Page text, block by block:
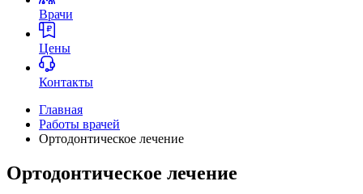
Врачи
Цены
Контакты
Главная
Работы врачей
Ортодонтическое лечение
Ортодонтическое лечение